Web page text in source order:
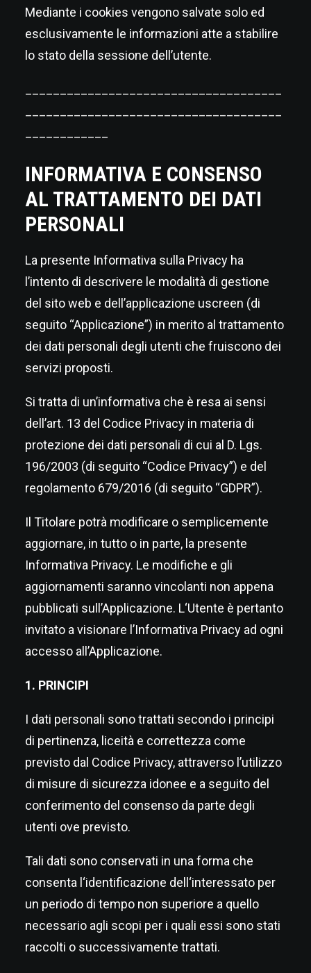
Mediante i cookies vengono salvate solo ed
esclusivamente le informazioni atte a stabilire
lo stato della sessione dell’utente.
INFORMATIVA E CONSENSO
AL TRATTAMENTO DEI DATI
PERSONALI
La presente Informativa sulla Privacy ha
l’intento di descrivere le modalità di gestione
del sito web e dell’applicazione uscreen (di
seguito “Applicazione”) in merito al trattamento
dei dati personali degli utenti che fruiscono dei
servizi proposti.
Si tratta di un’informativa che è resa ai sensi
dell’art. 13 del Codice Privacy in materia di
protezione dei dati personali di cui al D. Lgs.
196/2003 (di seguito “Codice Privacy”) e del
regolamento 679/2016 (di seguito “GDPR”).
Il Titolare potrà modificare o semplicemente
aggiornare, in tutto o in parte, la presente
Informativa Privacy. Le modifiche e gli
aggiornamenti saranno vincolanti non appena
pubblicati sull’Applicazione. L‘Utente è pertanto
invitato a visionare l’Informativa Privacy ad ogni
accesso all’Applicazione.
1. PRINCIPI
I dati personali sono trattati secondo i principi
di pertinenza, liceità e correttezza come
previsto dal Codice Privacy, attraverso l’utilizzo
di misure di sicurezza idonee e a seguito del
conferimento del consenso da parte degli
utenti ove previsto.
Tali dati sono conservati in una forma che
consenta l‘identificazione dell‘interessato per
un periodo di tempo non superiore a quello
necessario agli scopi per i quali essi sono stati
raccolti o successivamente trattati.